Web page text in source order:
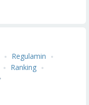
Regulamin
Ranking